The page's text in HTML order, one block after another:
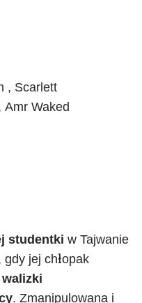
, Scarlett
Waked
studentki w Tajwanie
jej chłopak
. Zmanipulowana i